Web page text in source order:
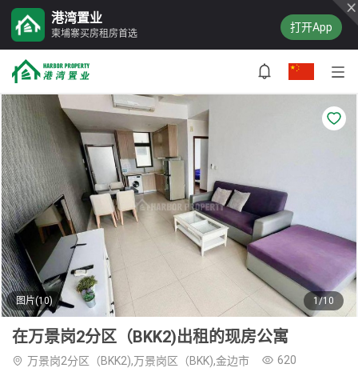
港湾置业
柬埔寨买房租房首选 打开App
图片(10) 1/10
在万景岗2分区（BKK2)出租的现房公寓
万景岗2分区（BKK2),万景岗区（BKK),金边市 620